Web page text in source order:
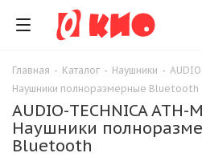
Главная - Каталог - Наушники -
Наушники полноразмерные Bluetooth
AUDIO-TECHNICA ATH-
Наушники
Bluetooth